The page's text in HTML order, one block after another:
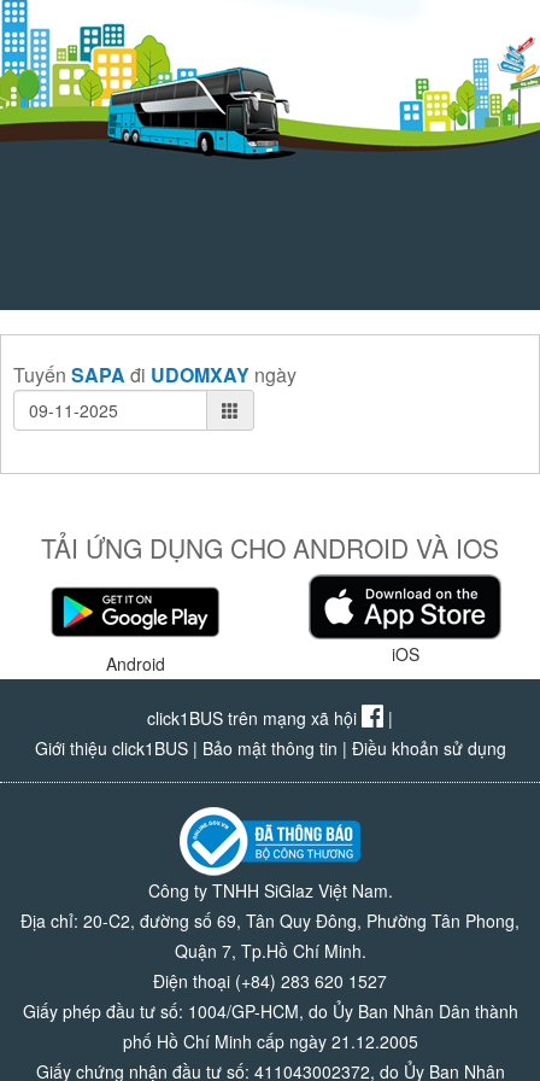
Tuyến SAPA đi UDOMXAY ngày
TẢI ỨNG DỤNG CHO ANDROID VÀ IOS
Android iOS
click1BUS trên mạng xã hội
|
Giới thiệu click1BUS| Bảo mật thông tin | Điều khoản sử dụng
Công ty TNHH SiGlaz Việt Nam.
Địa chỉ: 20-C2, đường số 69, Tân Quy Đông, Phường Tân Phong,
Quận 7, Tp.Hồ Chí Minh.
Điện thoại (+84) 283 620 1527
Giấy phép đầu tư số: 1004/GP-HCM, do Ủy Ban Nhân Dân thành
phố Hồ Chí Minh cấp ngày 21.12.2005
Giấy chứng nhận đầu tư số: 411043002372, do Ủy Ban Nhân